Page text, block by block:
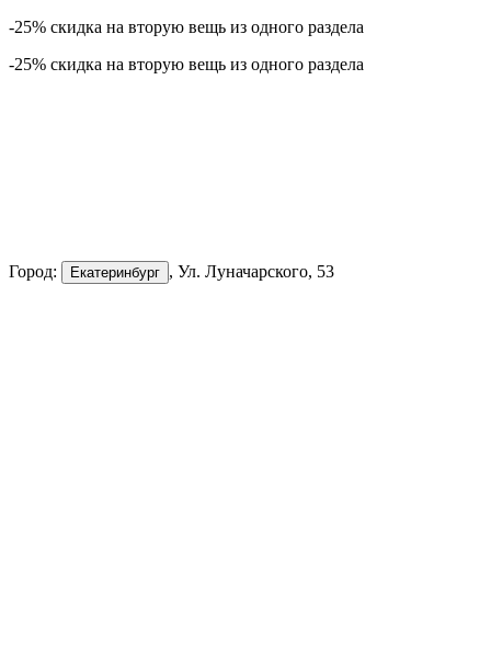
-25% скидка на вторую вещь из одного раздела
-25% скидка на вторую вещь из одного раздела
Город: Екатеринбург , Ул. Луначарского, 53